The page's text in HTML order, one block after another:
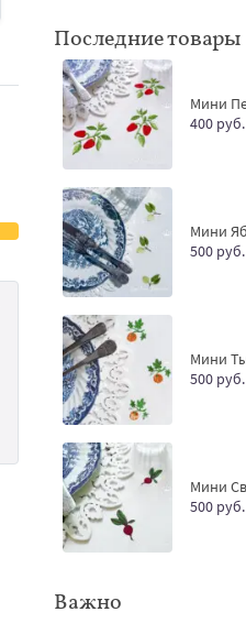
Последние товары
400 руб.
500 руб.
500 руб.
500 руб.
Важно